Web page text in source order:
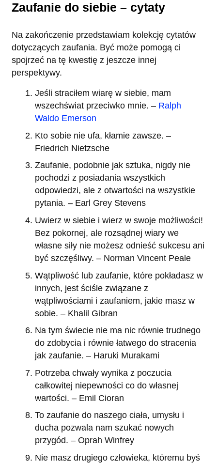
Zaufanie do siebie – cytaty
Na zakończenie przedstawiam kolekcję cytatów
dotyczących zaufania. Być może pomogą ci
spojrzeć na tę kwestię z jeszcze innej
perspektywy.
Jeśli straciłem wiarę w siebie, mam
wszechświat przeciwko mnie. – Ralph
Waldo Emerson
Kto sobie nie ufa, kłamie zawsze. –
Friedrich Nietzsche
Zaufanie, podobnie jak sztuka, nigdy nie
pochodzi z posiadania wszystkich
odpowiedzi, ale z otwartości na wszystkie
pytania. – Earl Grey Stevens
Uwierz w siebie i wierz w swoje możliwości!
Bez pokornej, ale rozsądnej wiary we
własne siły nie możesz odnieść sukcesu ani
być szczęśliwy. – Norman Vincent Peale
Wątpliwość lub zaufanie, które pokładasz w
innych, jest ściśle związane z
wątpliwościami i zaufaniem, jakie masz w
sobie. – Khalil Gibran
Na tym świecie nie ma nic równie trudnego
do zdobycia i równie łatwego do stracenia
jak zaufanie. – Haruki Murakami
Potrzeba chwały wynika z poczucia
całkowitej niepewności co do własnej
wartości. – Emil Cioran
To zaufanie do naszego ciała, umysłu i
ducha pozwala nam szukać nowych
przygód. – Oprah Winfrey
Nie masz drugiego człowieka, któremu byś